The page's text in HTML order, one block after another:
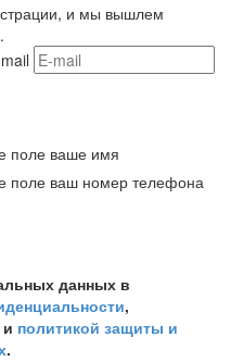
и мы вышлем
поле ваше имя
поле ваш номер телефона
данных в
,
и политикой защиты и
.